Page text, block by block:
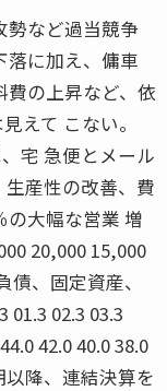
勢など過当競争
落に加え、傭車
費の上昇など、依
えて こない。
宅 急便とメール
産性の改善、費
の大幅な営業 増
20,000 15,000
、固定資産、
01.3 02.3 03.3
42.0 40.0 38.0
降、連結決算を